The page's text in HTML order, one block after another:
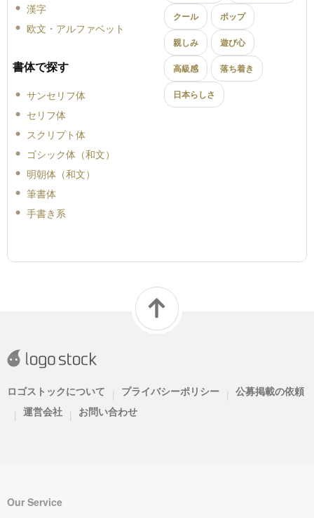
漢字
欧文・アルファベット
書体で探す
サンセリフ体
セリフ体
スクリプト体
ゴシック体（和文）
明朝体（和文）
筆書体
手書き系
クール ポップ
親しみ 遊び心
高級感 落ち着き
日本らしさ
ロゴストックについて | プライバシーポリシー | 公募掲載の依頼
| 運営会社 | お問い合わせ
Our Service